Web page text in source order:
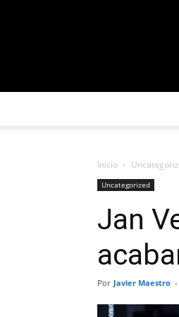
Inicio
Uncategorized
Jan
Por Javier Maestro -